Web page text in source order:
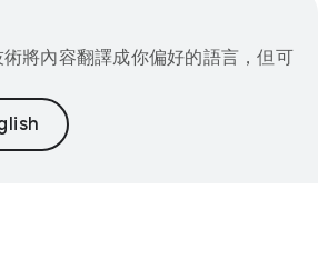
將內容翻譯成你偏好的語言，但可